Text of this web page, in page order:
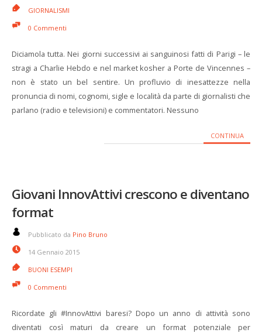
GIORNALISMI
0 Commenti
Diciamola tutta. Nei giorni successivi ai sanguinosi fatti di Parigi – le
stragi a Charlie Hebdo e nel market kosher a Porte de Vincennes –
non è stato un bel sentire. Un profluvio di inesattezze nella
pronuncia di nomi, cognomi, sigle e località da parte di giornalisti che
parlano (radio e televisioni) e commentatori. Nessuno
CONTINUA
Giovani InnovAttivi crescono e diventano
format
Pubblicato da Pino Bruno
14 Gennaio 2015
BUONI ESEMPI
0 Commenti
Ricordate gli #InnovAttivi baresi? Dopo un anno di attività sono
diventati così maturi da creare un format potenziale per